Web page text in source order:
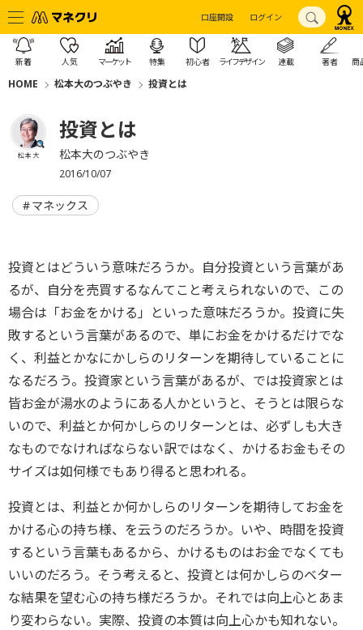
口座開設 ログイン
新着 人気 マーケット 特集 初心者 ライフデザイン 連載 著者 商
HOME 松本大のつぶやき 投資とは
松本 大
投資とは
松本大のつぶやき
2016/10/07
マネックス
投資とはどういう意味だろうか。自分投資という言葉があ
るが、自分を売買するなんてこと考えられないので、この
場合は「お金をかける」といった意味だろうか。投資に失
敗するという言葉があるので、単にお金をかけるだけでな
く、利益とかなにかしらのリターンを期待していることに
なるだろう。投資家という言葉があるが、では投資家とは
皆お金が湯水のようにある人かというと、そうとは限らな
いので、利益とか何かしらのリターンとは、必ずしも大き
なものでなければならない訳ではなく、かけるお金もその
サイズは如何様でもあり得ると思われる。
投資とは、利益とか何かしらのリターンを期待してお金を
かける心の持ち様、を云うのだろうか。いや、時間を投資
するという言葉もあるから、かけるものはお金でなくても
いいのだろう。そう考えると、投資とは何かしらのベター
な結果を望む心の持ち様だろうか。それでは向上心とあま
り変わらない。実際、投資の本質は向上心かも知れない。